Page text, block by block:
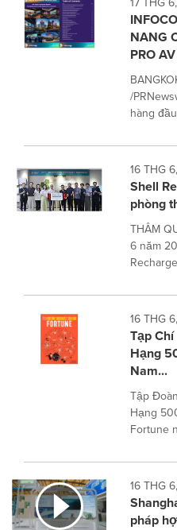
NANG
PRO
/
hàng
16 THG
Shell
phòng
THÂM
6 năm
16 THG
Tạp
Hạng
Nam...
Tập
Hạng
Fortune
16 THG
pháp